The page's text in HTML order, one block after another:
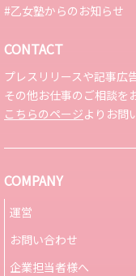
#乙女塾からのお知らせ
CONTACT
プレスリリースや記事広告
その他お仕事のご相談を
こちらのページよりお問
COMPANY
運営
お問い合わせ
企業担当者様へ